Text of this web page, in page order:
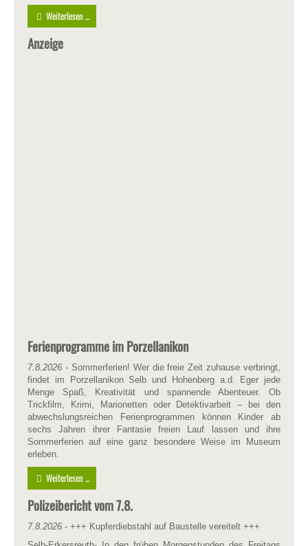
Weiterlesen ...
Anzeige
Ferienprogramme im Porzellanikon
7.8.2026 - Sommerferien! Wer die freie Zeit zuhause verbringt,
findet im Porzellanikon Selb und Hohenberg a.d. Eger jede
Menge Spaß, Kreativität und spannende Abenteuer. Ob
Trickfilm, Krimi, Marionetten oder Detektivarbeit – bei den
abwechslungsreichen Ferienprogrammen können Kinder ab
sechs Jahren ihrer Fantasie freien Lauf lassen und ihre
Sommerferien auf eine ganz besondere Weise im Museum
erleben.
Weiterlesen ...
Polizeibericht vom 7.8.
7.8.2026 - +++ Kupferdiebstahl auf Baustelle vereitelt +++